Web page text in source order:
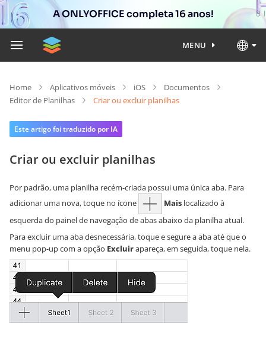
A ONLYOFFICE completa 16 anos!
MENU
Home Aplicativos móveis iOS
Documentos
Editor de Planilhas
Criar ou excluir planilhas
Este artigo foi traduzido por IA
Criar ou excluir planilhas
Por padrão, uma planilha recém-criada possui uma única aba. Para
adicionar uma nova, toque no ícone
Mais localizado à
esquerda do painel de navegação de abas abaixo da planilha atual.
Para excluir uma aba desnecessária, toque e segure a aba até que o
menu pop-up com a opção Excluirapareça, em seguida, toque nela.